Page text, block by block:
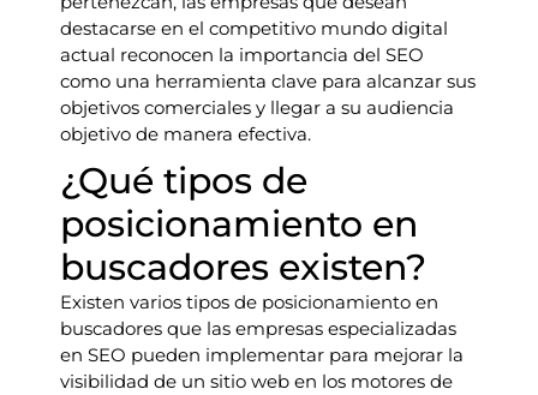
destacarse en el competitivo mundo digital
actual reconocen la importancia del SEO
como una herramienta clave para alcanzar sus
objetivos comerciales y llegar a su audiencia
objetivo de manera efectiva.
¿Qué tipos de
posicionamiento en
buscadores existen?
Existen varios tipos de posicionamiento en
buscadores que las empresas especializadas
en SEO pueden implementar para mejorar la
visibilidad de un sitio web en los motores de